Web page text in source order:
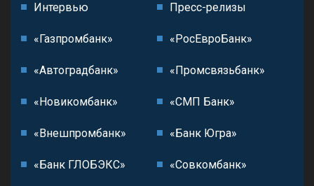
Интервью Пресс-релизы
«Газпромбанк» «РосЕвроБанк»
«Автоградбанк» «Промсвязьбанк»
«Новикомбанк» «СМП Банк»
«Внешпромбанк» «Банк Югра»
«Банк ГЛОБЭКС» «Совкомбанк»